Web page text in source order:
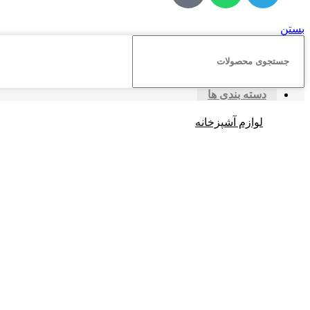
بستن
دسته بندی ها
لوازم آشپزخانه